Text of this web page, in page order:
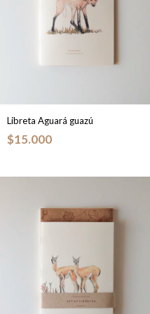
Libreta Aguará guazú
$15.000